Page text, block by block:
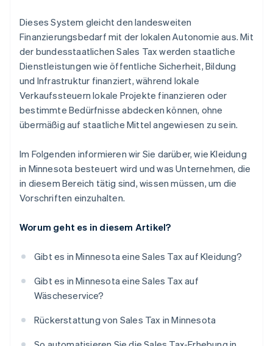
Dieses System gleicht den landesweiten
Finanzierungsbedarf mit der lokalen Autonomie aus. Mit
der bundesstaatlichen Sales Tax werden staatliche
Dienstleistungen wie öffentliche Sicherheit, Bildung
und Infrastruktur finanziert, während lokale
Verkaufssteuern lokale Projekte finanzieren oder
bestimmte Bedürfnisse abdecken können, ohne
übermäßig auf staatliche Mittel angewiesen zu sein.
Im Folgenden informieren wir Sie darüber, wie Kleidung
in Minnesota besteuert wird und was Unternehmen, die
in diesem Bereich tätig sind, wissen müssen, um die
Vorschriften einzuhalten.
Worum geht es in diesem Artikel?
Gibt es in Minnesota eine Sales Tax auf Kleidung?
Gibt es in Minnesota eine Sales Tax auf
Wäscheservice?
Rückerstattung von Sales Tax in Minnesota